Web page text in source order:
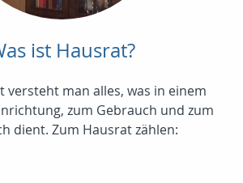
ist Hausrat?
versteht man alles, was in einem
zum Gebrauch und zum
dient. Zum Hausrat zählen: